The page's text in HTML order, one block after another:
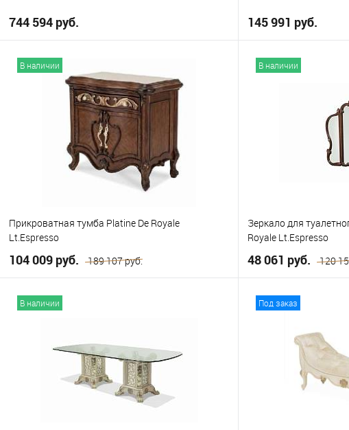
744 594 руб.
В избранное
145 991 руб.
В наличии
Прикроватная тумба Platine De Royale
Lt.Espresso
104 009 руб. 189 107 руб.
В избранное
В наличии
Зеркало для
Royale Lt.Espresso
48 061 руб. 120
В избранное
В наличии Под заказ